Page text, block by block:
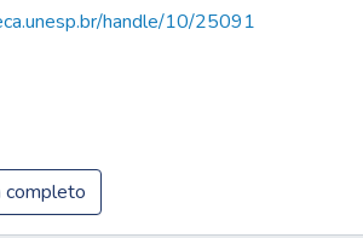
handle/10/25091
completo